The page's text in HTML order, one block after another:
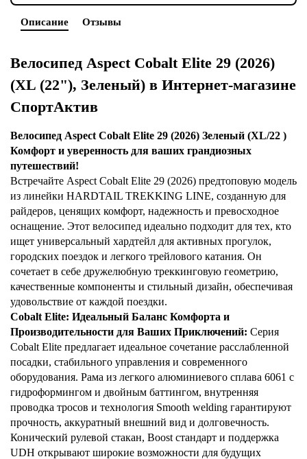
Описание Отзывы
Велосипед Aspect Cobalt Elite 29 (2026)
(XL (22"), Зеленый) в Интернет-магазине
СпортАктив
Велосипед Aspect Cobalt Elite 29 (2026) Зеленый (XL/22 )
Комфорт и уверенность для ваших грандиозных
путешествий!
Встречайте Aspect Cobalt Elite 29 (2026) предтоповую модель
из линейки HARDTAIL TREKKING LINE, созданную для
райдеров, ценящих комфорт, надежность и превосходное
оснащение. Этот велосипед идеально подходит для тех, кто
ищет универсальный хардтейл для активных прогулок,
городских поездок и легкого трейлового катания. Он
сочетает в себе дружелюбную треккинговую геометрию,
качественные компоненты и стильный дизайн, обеспечивая
удовольствие от каждой поездки.
Cobalt Elite: Идеальный Баланс Комфорта и
Производительности для Ваших Приключений: Серия
Cobalt Elite предлагает идеальное сочетание расслабленной
посадки, стабильного управления и современного
оборудования. Рама из легкого алюминиевого сплава 6061 с
гидроформингом и двойным баттингом, внутренняя
проводка тросов и технология Smooth welding гарантируют
прочность, аккуратный внешний вид и долговечность.
Конический рулевой стакан, Boost стандарт и поддержка
UDH открывают широкие возможности для будущих